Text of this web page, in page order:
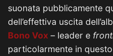
suonata pubblicamente
dell’effettiva uscita
Bono Vox – leader e
particolarmente in